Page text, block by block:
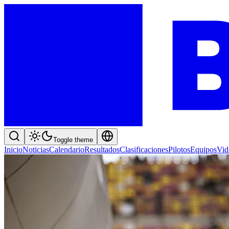
Toggle theme
InicioNoticiasCalendarioResultadosClasificacionesPilotosEquipos